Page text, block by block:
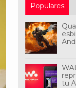
Populares
tu